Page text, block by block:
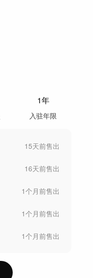
1年
入驻年限
15天前售出
16天前售出
1个月前售出
1个月前售出
1个月前售出